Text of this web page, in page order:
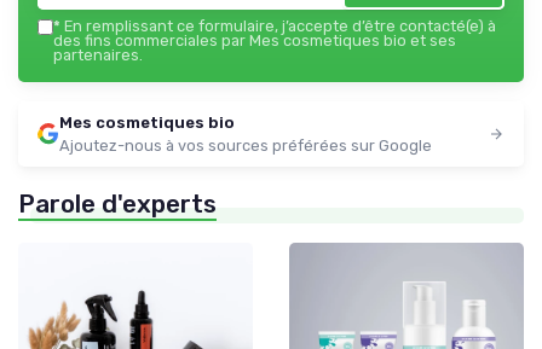
* En remplissant ce formulaire, j’accepte d’être contacté(e) à
des fins commerciales par Mes cosmetiques bio et ses
partenaires.
Mes cosmetiques bio
Ajoutez-nous à vos sources préférées sur Google
Parole d'experts